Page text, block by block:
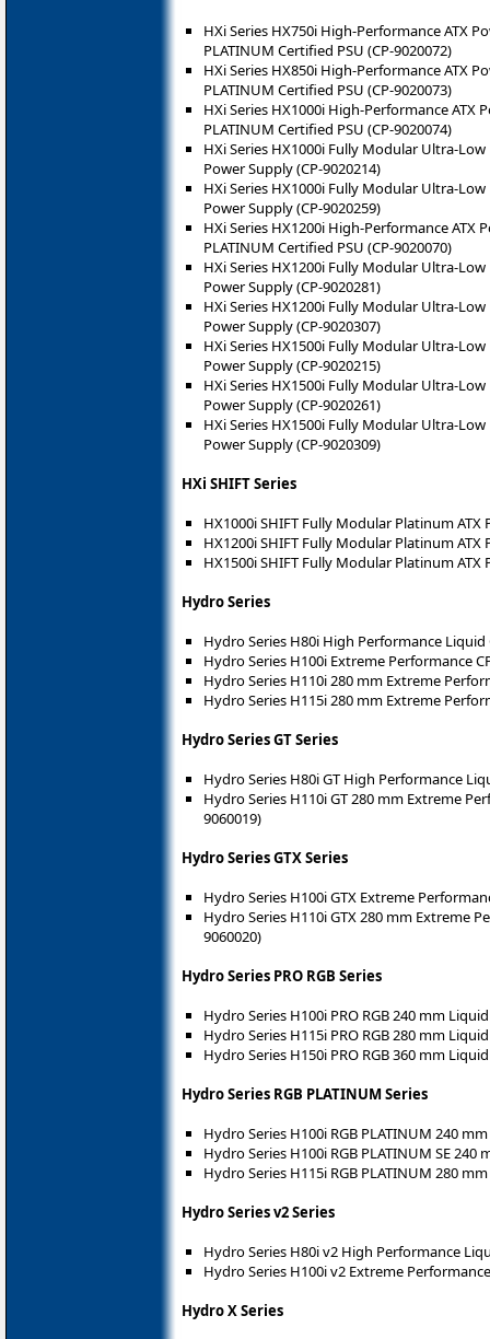
HXi Series HX750i High-Performance ATX
PLATINUM Certified PSU (CP-9020072)
HXi Series HX850i High-Performance ATX
PLATINUM Certified PSU (CP-9020073)
HXi Series HX1000i High-Performance ATX
PLATINUM Certified PSU (CP-9020074)
HXi Series HX1000i Fully Modular Ultra-
Power Supply (CP-9020214)
HXi Series HX1000i Fully Modular Ultra-
Power Supply (CP-9020259)
HXi Series HX1200i High-Performance ATX
PLATINUM Certified PSU (CP-9020070)
HXi Series HX1200i Fully Modular Ultra-
Power Supply (CP-9020281)
HXi Series HX1200i Fully Modular Ultra-
Power Supply (CP-9020307)
HXi Series HX1500i Fully Modular Ultra-
Power Supply (CP-9020215)
HXi Series HX1500i Fully Modular Ultra-
Power Supply (CP-9020261)
HXi Series HX1500i Fully Modular Ultra-
Power Supply (CP-9020309)
HXi SHIFT Series
HX1000i SHIFT Fully Modular Platinum ATX
HX1200i SHIFT Fully Modular Platinum ATX
HX1500i SHIFT Fully Modular Platinum ATX
Hydro Series
Hydro Series H80i High Performance Liquid
Hydro Series H100i Extreme Performance
Hydro Series H110i 280 mm Extreme
Hydro Series H115i 280 mm Extreme
Hydro Series GT Series
Hydro Series H80i GT High Performance
Hydro Series H110i GT 280 mm Extreme
9060019)
Hydro Series GTX Series
Hydro Series H100i GTX Extreme
Hydro Series H110i GTX 280 mm Extreme
9060020)
Hydro Series PRO RGB Series
Hydro Series H100i PRO RGB 240 mm
Hydro Series H115i PRO RGB 280 mm
Hydro Series H150i PRO RGB 360 mm
Hydro Series RGB PLATINUM Series
Hydro Series H100i RGB PLATINUM 240
Hydro Series H100i RGB PLATINUM SE 240
Hydro Series H115i RGB PLATINUM 280
Hydro Series v2 Series
Hydro Series H80i v2 High Performance
Hydro Series H100i v2 Extreme
Hydro X Series